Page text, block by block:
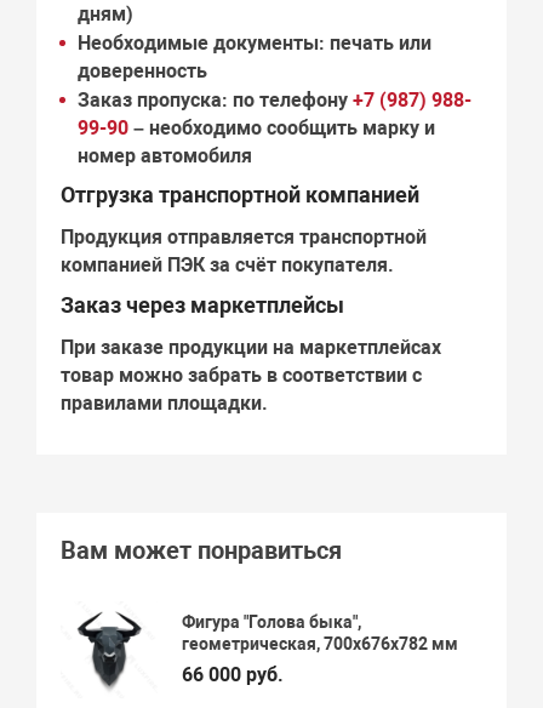
дням)
Необходимые документы: печать или
доверенность
Заказ пропуска: по телефону+7 (987) 988-
99-90 – необходимо сообщить марку и
номер автомобиля
Отгрузка транспортной компанией
Продукция отправляется транспортной
компанией ПЭКза счёт покупателя.
Заказ через маркетплейсы
При заказе продукции на маркетплейсах
товар можно забрать в соответствии с
правилами площадки.
Вам может понравиться
Фигура "Голова быка",
геометрическая, 700х676х782 мм
66 000 руб.